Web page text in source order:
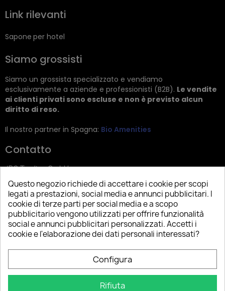
Link rilevanti
Sapone per hotel
Siamo grossisti
Siamo un grossista specializzato e vendiamo
esclusivamente a aziende e professionisti (B2B). Le vendite
ai clienti privati sono escluse e non è previsto alcun
diritto di reso.
Il nostro partner in Spagna: Bio Amenities
Contatto
JRG Trading GmbH
Zietenstr. 9
12244 Berlin
Tel: +49 (0)30 2357 3470
info@top-amenities.com
Questo negozio richiede di accettare i cookie per scopi
legati a prestazioni, social media e annunci pubblicitari. I
cookie di terze parti per social media e a scopo
pubblicitario vengono utilizzati per offrire funzionalità
social e annunci pubblicitari personalizzati. Accetti i
cookie e l'elaborazione dei dati personali interessati?
Configura
Rifiuta